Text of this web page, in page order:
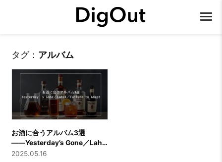
タグ： アルバム
お酒に合うアルバム3選
――Yesterday’s Gone／Lahai
／Failure to Adapt
2025.05.16